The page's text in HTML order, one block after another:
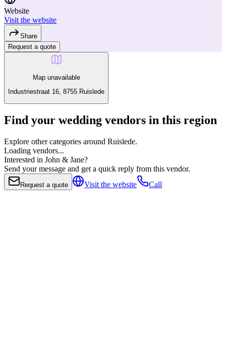
Website
Visit the website
Share
Request a quote
Map unavailable
Industriestraat 16, 8755 Ruislede
Find your wedding vendors in this region
Explore other categories around Ruislede.
Loading vendors...
Interested in John & Jane?
Send your message and get a quick reply from this vendor.
Request a quote Visit the website Call